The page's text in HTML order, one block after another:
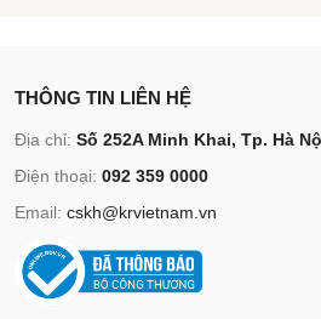
THÔNG TIN LIÊN HỆ
Địa chỉ: Số 252A Minh Khai, Tp. Hà
Điện thoại: 092 359 0000
Email: cskh@krvietnam.vn